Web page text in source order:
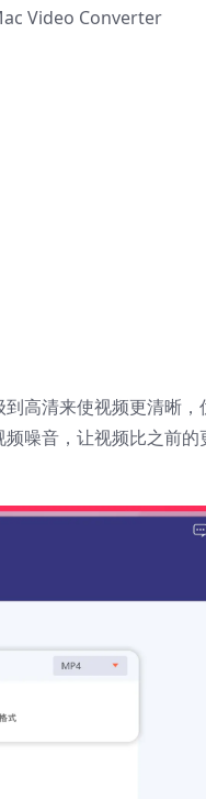
Video Converter
高清来使视频更清晰，
噪音，让视频比之前的